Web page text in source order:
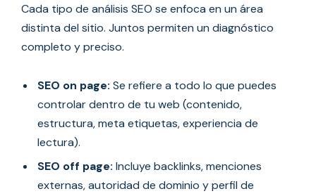
Cada tipo de análisis SEO se enfoca en un área
distinta del sitio. Juntos permiten un diagnóstico
completo y preciso.
SEO on page: Se refiere a todo lo que puedes
controlar dentro de tu web (contenido,
estructura, meta etiquetas, experiencia de
lectura).
SEO off page: Incluye backlinks, menciones
externas, autoridad de dominio y perfil de